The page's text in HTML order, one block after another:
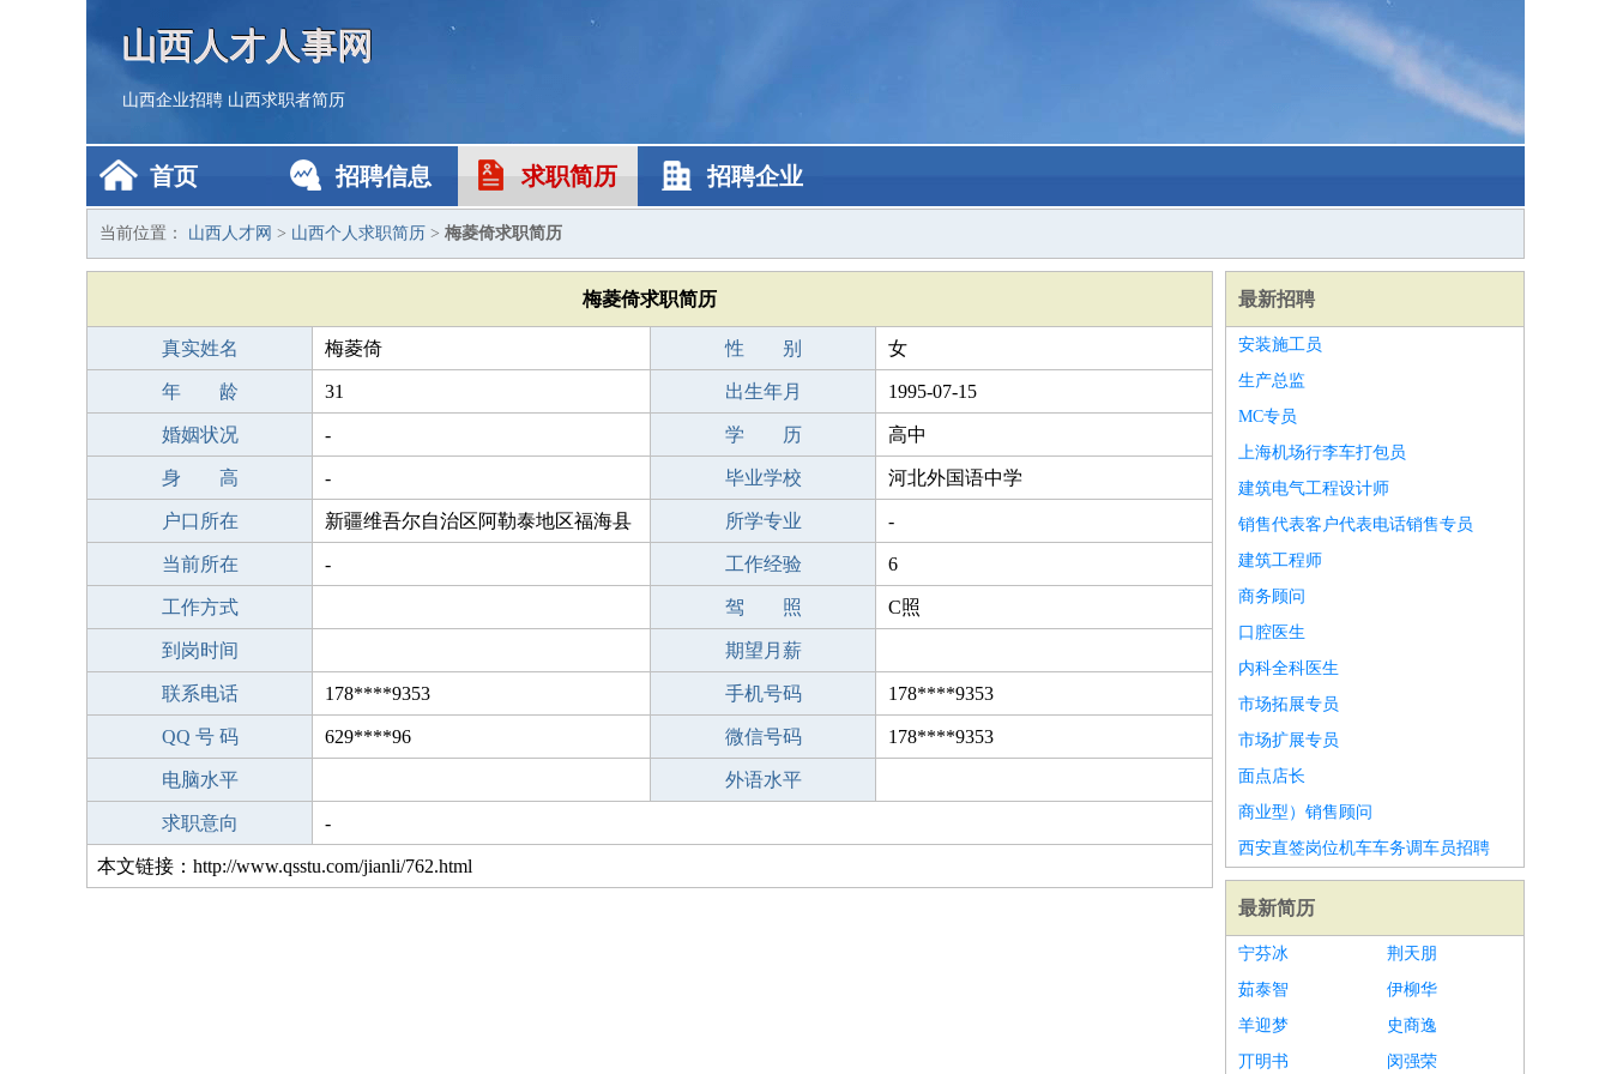
山西人才人事网
山西企业招聘 山西求职者简历
首页 招聘信息 求职简历 招聘企业
当前位置： 山西人才网 > 山西个人求职简历 > 梅菱倚求职简历
梅菱倚求职简历
真实姓名 梅菱倚 性 别 女
年 龄 31 出生年月 1995-07-15
婚姻状况 - 学 历 高中
身 高 - 毕业学校 河北外国语中学
户口所在 新疆维吾尔自治区阿勒泰地区福海县 所学专业 -
当前所在 - 工作经验 6
工作方式 驾 照 C照
到岗时间 期望月薪
联系电话 178****9353 手机号码 178****9353
QQ 号 码 629****96 微信号码 178****9353
电脑水平 外语水平
求职意向 -
本文链接：http://www.qsstu.com/jianli/762.html
最新招聘
安装施工员
生产总监
MC专员
上海机场行李车打包员
建筑电气工程设计师
销售代表客户代表电话销售专员
建筑工程师
商务顾问
口腔医生
内科全科医生
市场拓展专员
市场扩展专员
面点店长
商业型）销售顾问
西安直签岗位机车车务调车员招聘
最新简历
宁芬冰
荆天朋
茹泰智
伊柳华
羊迎梦
史商逸
丌明书
闵强荣